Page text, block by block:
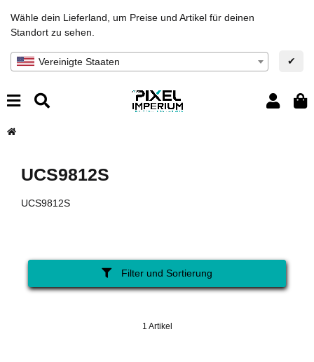
Wähle dein Lieferland, um Preise und Artikel für deinen
Standort zu sehen.
Vereinigte Staaten ✔
UCS9812S
UCS9812S
Filter und Sortierung
1 Artikel